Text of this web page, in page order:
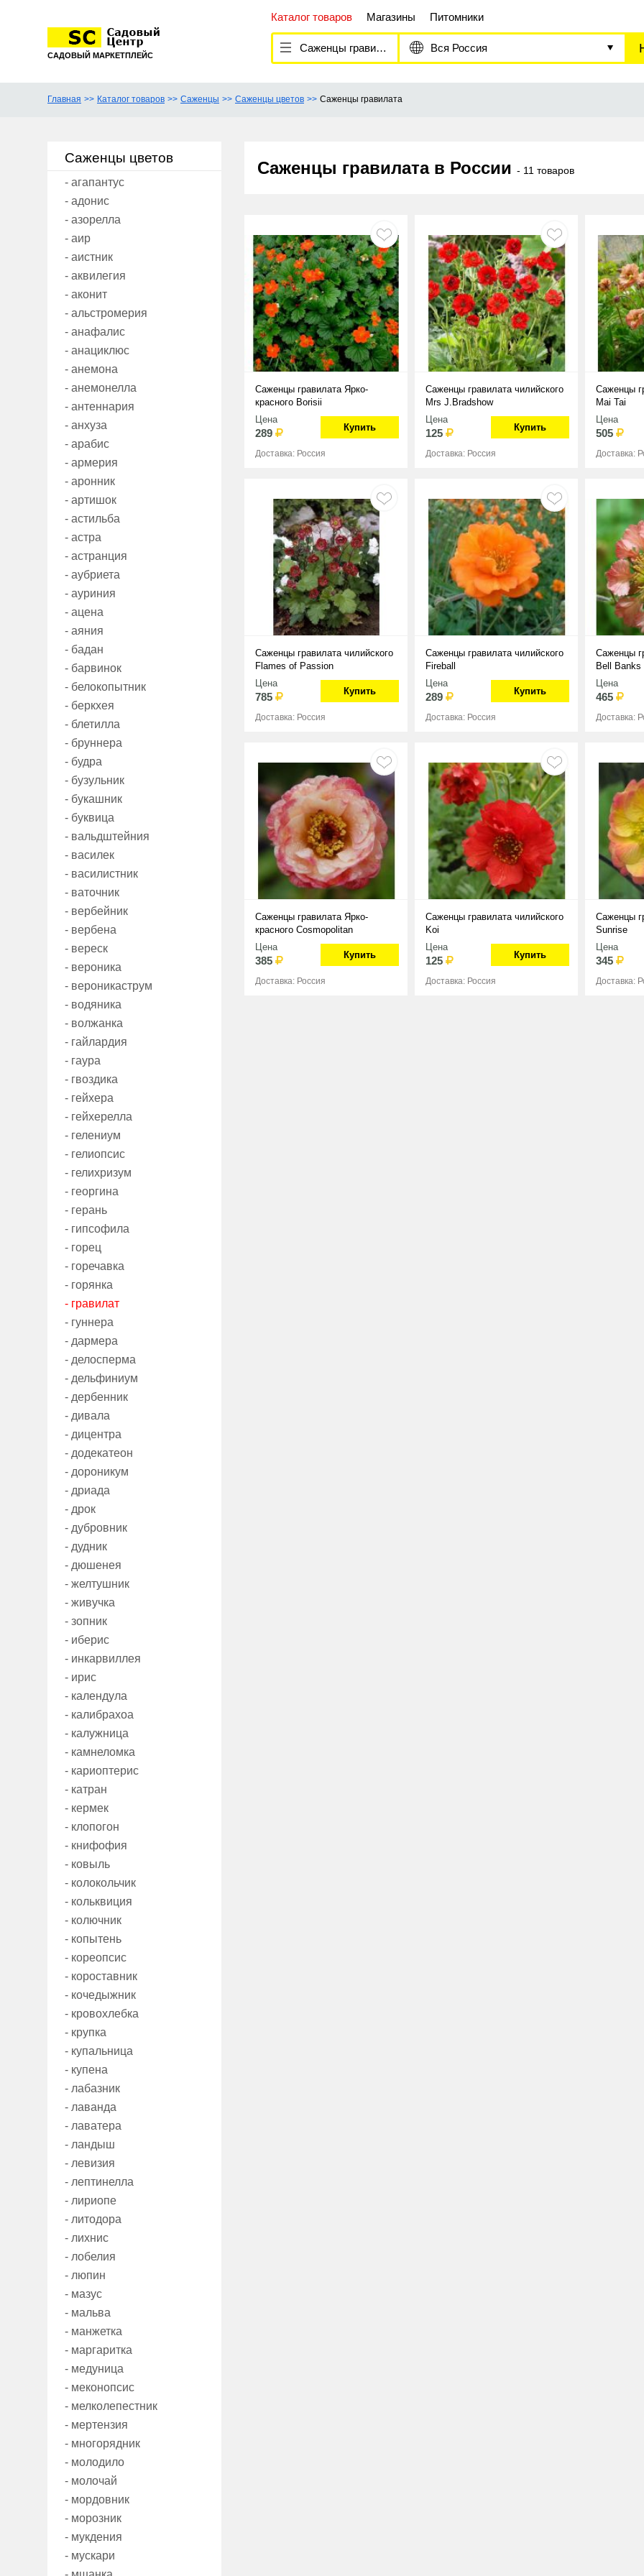
САДОВЫЙ МАРКЕТПЛЕЙС
Каталог товаров Магазины Питомники
Саженцы гравилата Вся Россия
Главная Каталог товаров Саженцы Саженцы цветов Саженцы гравилата
Саженцы цветов
- агапантус
- адонис
- азорелла
- аир
- аистник
- аквилегия
- аконит
- альстромерия
- анафалис
- анациклюс
- анемона
- анемонелла
- антеннария
- анхуза
- арабис
- армерия
- аронник
- артишок
- астильба
- астра
- астранция
- аубриета
- ауриния
- ацена
- аяния
- бадан
- барвинок
- белокопытник
- беркхея
- блетилла
- бруннера
- будра
- бузульник
- букашник
- буквица
- вальдштейния
- василек
- василистник
- ваточник
- вербейник
- вербена
- вереск
- вероника
- вероникаструм
- водяника
- волжанка
- гайлардия
- гаура
- гвоздика
- гейхера
- гейхерелла
- гелениум
- гелиопсис
- гелихризум
- георгина
- герань
- гипсофила
- горец
- горечавка
- горянка
- гравилат
- гуннера
- дармера
- делосперма
- дельфиниум
- дербенник
- дивала
- дицентра
- додекатеон
- дороникум
- дриада
- дрок
- дубровник
- дудник
- дюшенея
- желтушник
- живучка
- зопник
- иберис
- инкарвиллея
- ирис
- календула
- калибрахоа
- калужница
- камнеломка
- кариоптерис
- катран
- кермек
- клопогон
- книфофия
- ковыль
- колокольчик
- кольквиция
- колючник
- копытень
- кореопсис
- короставник
- кочедыжник
- кровохлебка
- крупка
- купальница
- купена
- лабазник
- лаванда
- лаватера
- ландыш
- левизия
- лептинелла
- лириопе
- литодора
- лихнис
- лобелия
- люпин
- мазус
- мальва
- манжетка
- маргаритка
- медуница
- меконопсис
- мелколепестник
- мертензия
- многорядник
- молодило
- молочай
- мордовник
- морозник
- мукдения
- мускари
Саженцы гравилата в России - 11 товаров
Саженцы гравилата Ярко-
красного Borisii
Цена
289 Купить
Доставка: Россия
Саженцы гравилата чилийского
Mrs J.Bradshow
Цена
125 Купить
Доставка: Россия
Саженцы
Mai Tai
Цена
505
Доставка:
Саженцы гравилата чилийского
Flames of Passion
Цена
785 Купить
Доставка: Россия
Саженцы гравилата чилийского
Fireball
Цена
289 Купить
Доставка: Россия
Саженцы
Bell Banks
Цена
465
Доставка:
Саженцы гравилата Ярко-
красного Cosmopolitan
Цена
385 Купить
Доставка: Россия
Саженцы гравилата чилийского
Koi
Цена
125 Купить
Доставка: Россия
Саженцы
Sunrise
Цена
345
Доставка: